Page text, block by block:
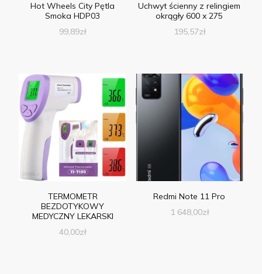
Hot Wheels City Pętla
Smoka HDP03
99,89zł
Uchwyt ścienny z relingiem
okrągły 600 x 275
195,57zł
TERMOMETR
BEZDOTYKOWY
MEDYCZNY LEKARSKI
40,00zł
Redmi Note 11 Pro
1 648,00zł